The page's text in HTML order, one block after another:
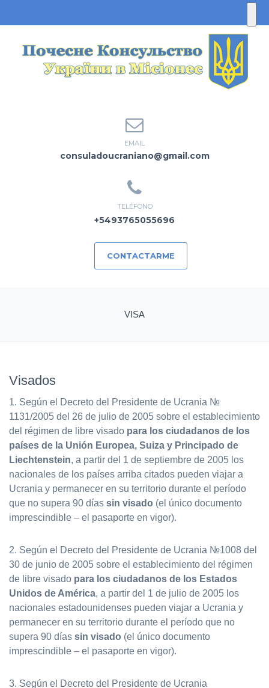
EMAIL
consuladoucraniano@gmail.com
TELÉFONO
+5493765055696
CONTACTARME
VISA
Visados
1. Según el Decreto del Presidente de Ucrania №
1131/2005 del 26 de julio de 2005 sobre el establecimiento
del régimen de libre visado para los ciudadanos de los
países de la Unión Europea, Suiza y Principado de
Liechtenstein, a partir del 1 de septiembre de 2005 los
nacionales de los países arriba citados pueden viajar a
Ucrania y permanecer en su territorio durante el período
que no supera 90 días sin visado (el único documento
imprescindible – el pasaporte en vigor).
2. Según el Decreto del Presidente de Ucrania №1008 del
30 de junio de 2005 sobre el establecimiento del régimen
de libre visado para los ciudadanos de los Estados
Unidos de América, a partir del 1 de julio de 2005 los
nacionales estadounidenses pueden viajar a Ucrania y
permanecer en su territorio durante el período que no
supera 90 días sin visado (el único documento
imprescindible – el pasaporte en vigor).
3. Según el Decreto del Presidente de Ucrania